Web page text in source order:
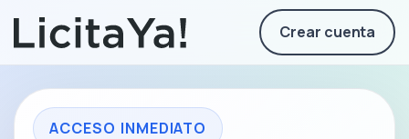
Crear cuenta
ACCESO INMEDIATO